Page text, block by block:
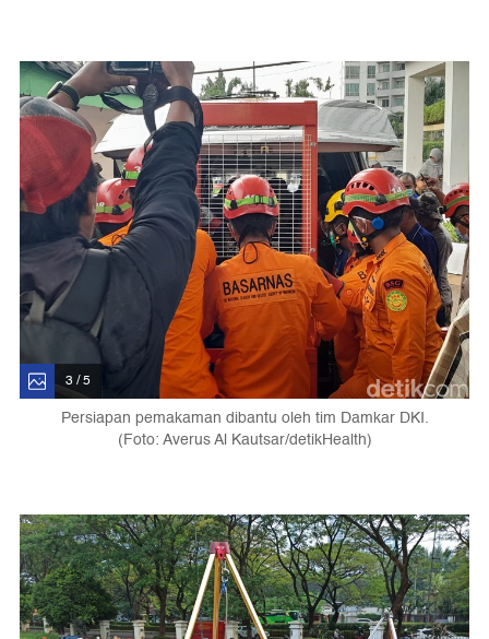
3 / 5
Persiapan pemakaman dibantu oleh tim Damkar DKI.
(Foto: Averus Al Kautsar/detikHealth)